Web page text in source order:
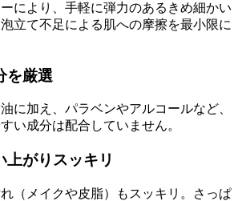
により、手軽に弾力のあるきめ細かい
立て不足による肌への摩擦を最小限に
を厳選
に加え、パラベンやアルコールなど、
い成分は配合していません。
上がりスッキリ
（メイクや皮脂）もスッキリ。さっぱ